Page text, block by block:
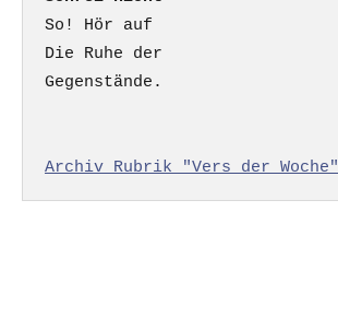
So! Hör auf
Die Ruhe der
Gegenstände.
Archiv Rubrik "Vers der Woche"